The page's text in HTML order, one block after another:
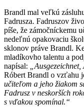
Brandl mal veľkú
Fadrusza. Fadruszov
píše, že zámočníckemu
nedeľnú opakovaciu
sklonov práve Brandl.
mladíkovho talentu a
napísal:
Róbert Brandl o vzťahu
učiteľom a jeho žiakom
Fadrusz v neskorších
s vďakou spomínal.“